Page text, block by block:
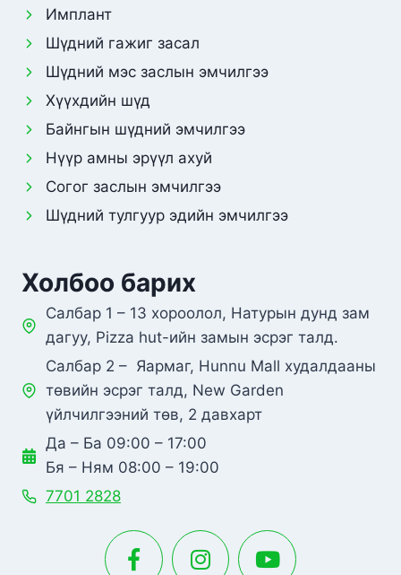
Имплант
Шүдний гажиг засал
Шүдний мэс заслын эмчилгээ
Хүүхдийн шүд
Байнгын шүдний эмчилгээ
Нүүр амны эрүүл ахуй
Согог заслын эмчилгээ
Шүдний тулгуур эдийн эмчилгээ
Холбоо барих
Салбар 1 – 13 хороолол, Натурын дунд зам
дагуу, Pizza hut-ийн замын эсрэг талд.
Салбар 2 – Яармаг, Hunnu Mall худалдааны
төвийн эсрэг талд, New Garden
үйлчилгээний төв, 2 давхарт
Да – Ба 09:00 – 17:00
Бя – Ням 08:00 – 19:00
7701 2828